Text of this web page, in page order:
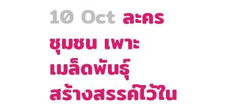
10 Oct ละคร
ชุมชน เพาะ
เมล็ดพันธุ์
สร้างสรรค์ไว้ใน